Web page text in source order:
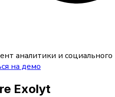
аналитики и
на демо
Exolyt